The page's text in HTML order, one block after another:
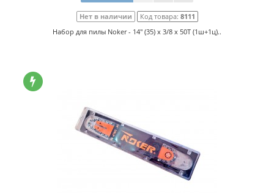
Нет в наличии Код товара: 8111
Набор для пилы Noker - 14" (35) x 3/8 x 50T (1ш+1ц)..